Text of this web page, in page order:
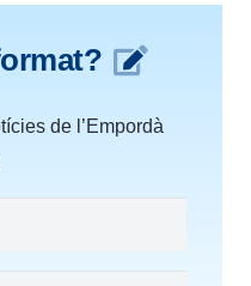
de l’Empordà